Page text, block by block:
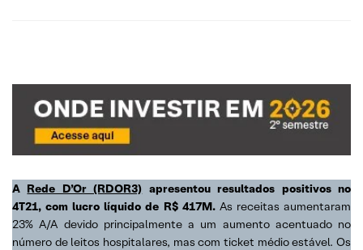
A Rede D’Or (RDOR3) apresentou resultados positivos no
4T21, com lucro líquido de R$ 417M.As receitas aumentaram
23% A/A devido principalmente a um aumento acentuado no
número de leitos hospitalares, mas com ticket médio estável. Os